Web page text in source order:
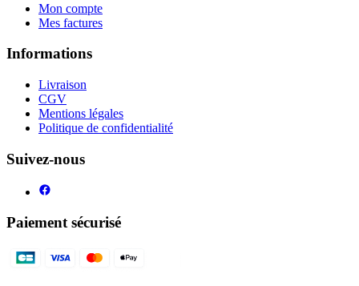
Mon compte
Mes factures
Informations
Livraison
CGV
Mentions légales
Politique de confidentialité
Suivez-nous
Paiement sécurisé